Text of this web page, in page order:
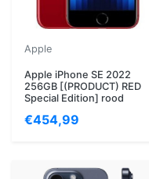
Apple
Apple iPhone SE 2022
256GB [(PRODUCT) RED
Special Edition] rood
€454,99